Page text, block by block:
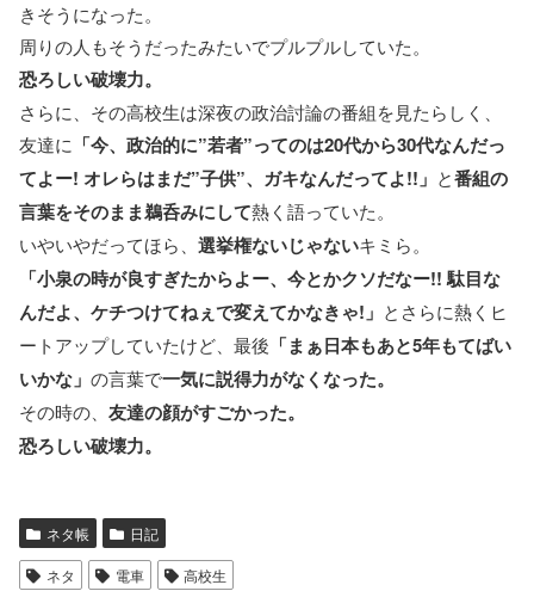
きそうになった。
周りの人もそうだったみたいでプルプルしていた。
恐ろしい破壊力。
さらに、その高校生は深夜の政治討論の番組を見たらしく、
友達に 「今、政治的に”若者”ってのは20代から30代なんだっ
てよー! オレらはまだ”子供”、ガキなんだってよ!!」 と番組の
言葉をそのまま鵜呑みにして熱く語っていた。
いやいやだってほら、 選挙権ないじゃないキミら。
「小泉の時が良すぎたからよー、今とかクソだなー!! 駄目な
んだよ、ケチつけてねぇで変えてかなきゃ!」 とさらに熱くヒ
ートアップしていたけど、最後 「まぁ日本もあと5年もてばい
いかな」 の言葉で一気に説得力がなくなった。
その時の、 友達の顔がすごかった。
恐ろしい破壊力。
ネタ帳 日記
ネタ 電車 高校生